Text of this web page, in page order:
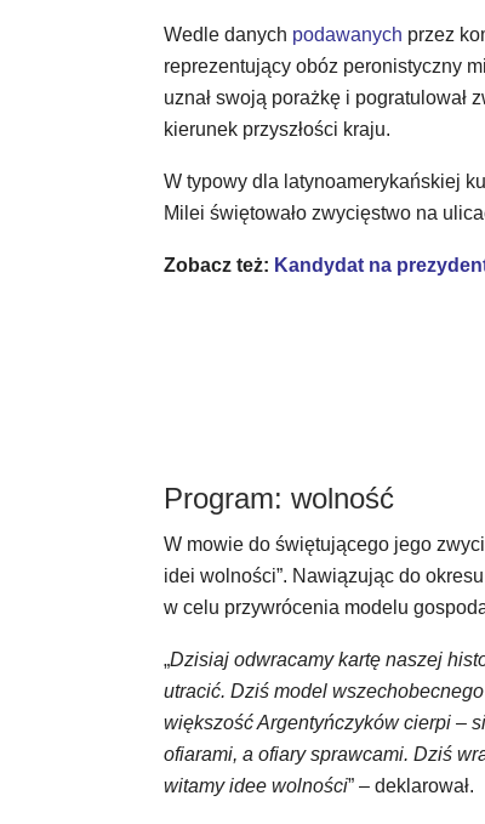
Wedle danych podawanych przez
reprezentujący obóz peronistyczny
uznał swoją porażkę i
kierunek przyszłości kraju.
W typowy dla latynoamerykańskiej
Milei świętowało zwycięstwo na
Zobacz też: Kandydat na
Program: wolność
W mowie do świętującego jego
idei wolności”. Nawiązując do
w celu przywrócenia modelu
„Dzisiaj odwracamy kartę naszej
utracić. Dziś model
większość Argentyńczyków cierpi –
ofiarami, a ofiary sprawcami. Dziś
witamy idee wolności” – deklarował.